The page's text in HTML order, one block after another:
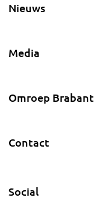
Nieuws
Media
Omroep Brabant
Contact
Social